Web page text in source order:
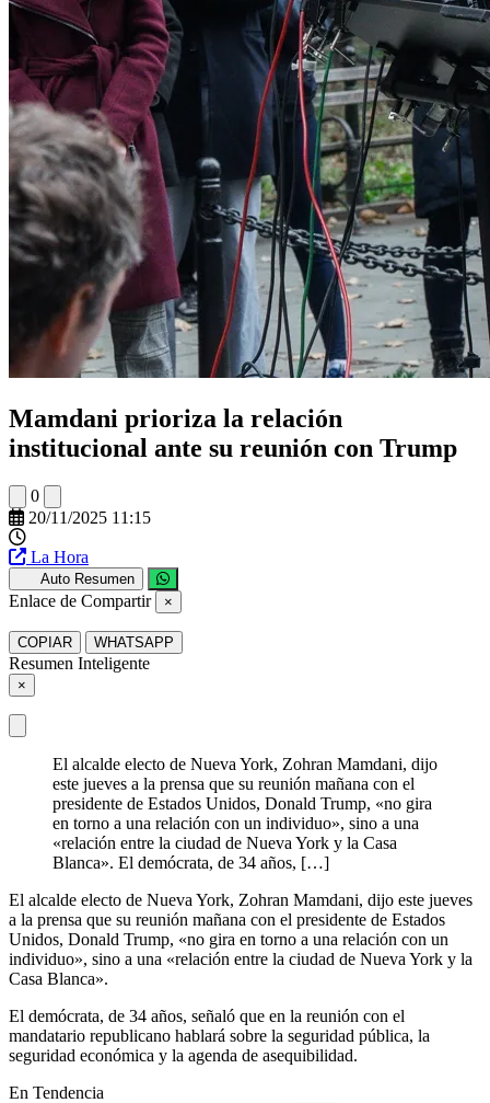
Mamdani prioriza la relación
institucional ante su reunión con Trump
0
20/11/2025 11:15
La Hora
Auto Resumen
Enlace de Compartir ×
COPIAR WHATSAPP
Resumen Inteligente
×
El alcalde electo de Nueva York, Zohran Mamdani, dijo
este jueves a la prensa que su reunión mañana con el
presidente de Estados Unidos, Donald Trump, «no gira
en torno a una relación con un individuo», sino a una
«relación entre la ciudad de Nueva York y la Casa
Blanca». El demócrata, de 34 años, […]
El alcalde electo de Nueva York, Zohran Mamdani, dijo este jueves
a la prensa que su reunión mañana con el presidente de Estados
Unidos, Donald Trump, «no gira en torno a una relación con un
individuo», sino a una «relación entre la ciudad de Nueva York y la
Casa Blanca».
El demócrata, de 34 años, señaló que en la reunión con el
mandatario republicano hablará sobre la seguridad pública, la
seguridad económica y la agenda de asequibilidad.
En Tendencia